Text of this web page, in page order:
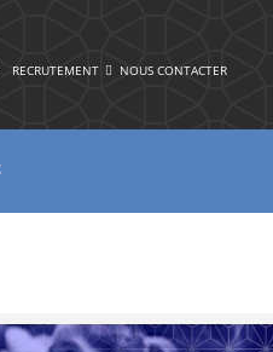
RECRUTEMENT NOUS CONTACTER